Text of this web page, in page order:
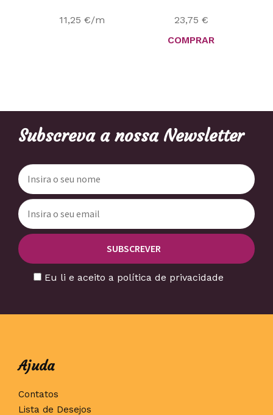
11,25 €/m 23,75 €
COMPRAR
Subscreva a nossa Newsletter
Eu li e aceito a política de privacidade
Ajuda
Contatos
Lista de Desejos